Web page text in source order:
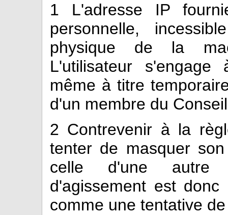
1 L'adresse IP
personnelle,
physique de la
L'utilisateur
même à titre
d'un membre du
2 Contrevenir à la
tenter de masquer
celle d'une autre
d'agissement est
comme une tentative